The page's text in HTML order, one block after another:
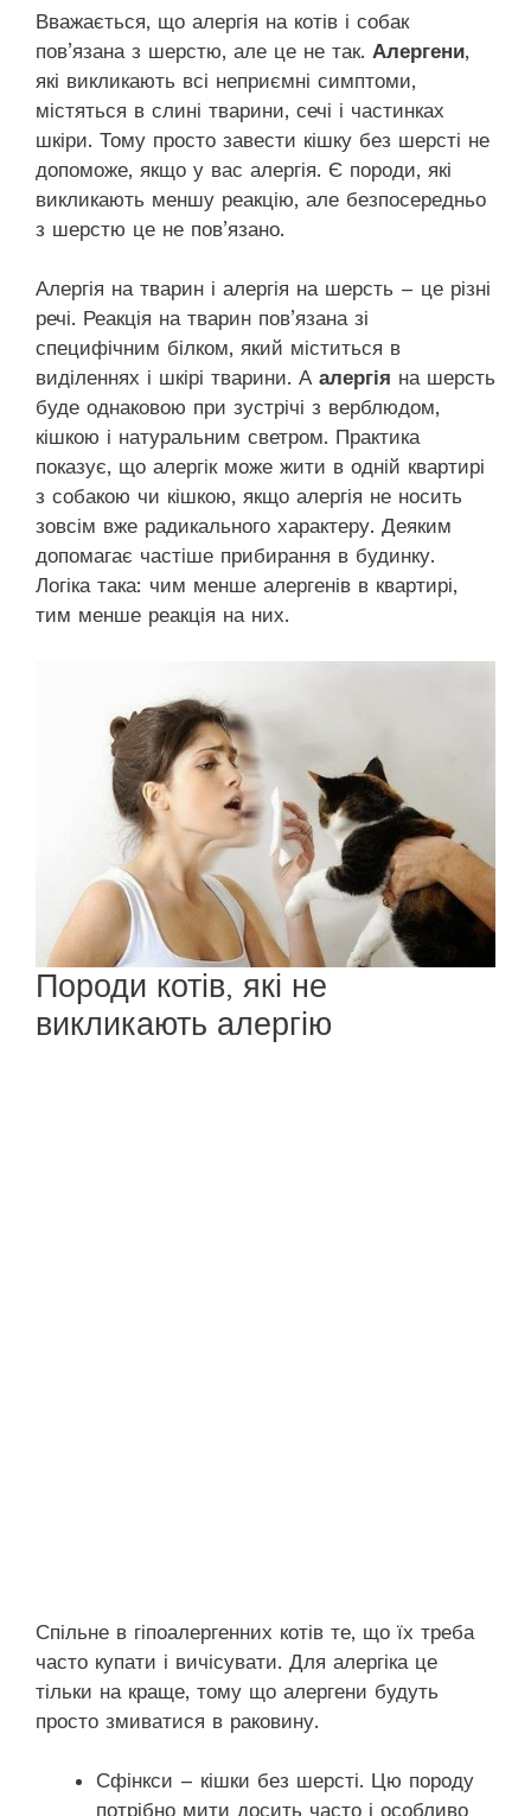
Вважається, що алергія на котів і собак
пов’язана з шерстю, але це не так. Алергени,
які викликають всі неприємні симптоми,
містяться в слині тварини, сечі і частинках
шкіри. Тому просто завести кішку без шерсті не
допоможе, якщо у вас алергія. Є породи, які
викликають меншу реакцію, але безпосередньо
з шерстю це не пов’язано.
Алергія на тварин і алергія на шерсть – це різні
речі. Реакція на тварин пов’язана зі
специфічним білком, який міститься в
виділеннях і шкірі тварини. А алергія на шерсть
буде однаковою при зустрічі з верблюдом,
кішкою і натуральним светром. Практика
показує, що алергік може жити в одній квартирі
з собакою чи кішкою, якщо алергія не носить
зовсім вже радикального характеру. Деяким
допомагає частіше прибирання в будинку.
Логіка така: чим менше алергенів в квартирі,
тим менше реакція на них.
Породи котів, які не
викликають алергію
Спільне в гіпоалергенних котів те, що їх треба
часто купати і вичісувати. Для алергіка це
тільки на краще, тому що алергени будуть
просто змиватися в раковину.
Сфінкси – кішки без шерсті. Цю породу
потрібно мити досить часто і особливо